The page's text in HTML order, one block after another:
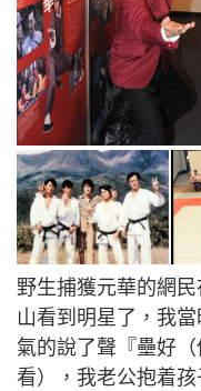
野生捕獲元華的網
山看到明星了，我
氣的說了聲『壘好
看），我老公抱着